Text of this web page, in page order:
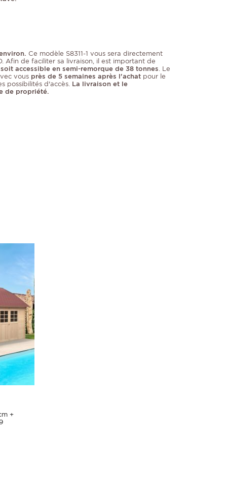
Ce modèle S8311-1 vous sera directement
Afin de faciliter sa livraison, il est important de
accessible en semi-remorque de 38 tonnes . Le
vous près de 5 semaines après l'achat pour le
possibilités d'accès. La livraison et le
de propriété.
+